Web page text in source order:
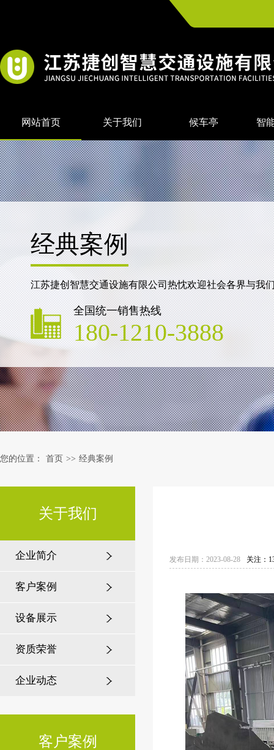
网站首页 关于我们 候车亭 智
经典案例
江苏捷创智慧交通设施有限公司热忱欢迎社会各界与我
全国统一销售热线
180-1210-3888
您的位置： 首页 >> 经典案例
关于我们
企业简介
客户案例
设备展示
资质荣誉
企业动态
客户案例
城？揭秘市政候车亭建设背后
发布日期：2023-08-28 关注：